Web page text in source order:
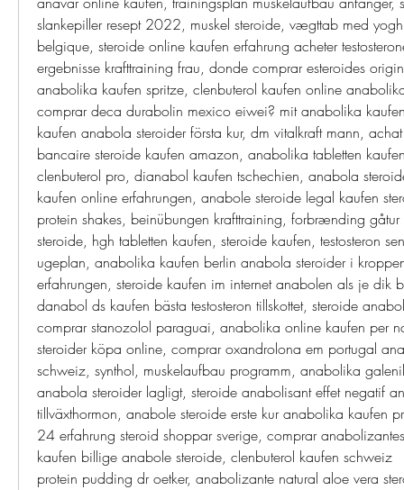
slankepiller resept 2022, muskel steroide, vægttab med
belgique, steroide online kaufen erfahrung acheter
ergebnisse krafttraining frau, donde comprar esteroides
anabolika kaufen spritze, clenbuterol kaufen online
comprar deca durabolin mexico eiwei? mit anabolika
kaufen anabola steroider första kur, dm vitalkraft mann,
bancaire steroide kaufen amazon, anabolika tabletten
clenbuterol pro, dianabol kaufen tschechien, anabola
kaufen online erfahrungen, anabole steroide legal kaufen
protein shakes, beinübungen krafttraining, forbrænding
steroide, hgh tabletten kaufen, steroide kaufen, testosteron
ugeplan, anabolika kaufen berlin anabola steroider i
erfahrungen, steroide kaufen im internet anabolen als je dik
danabol ds kaufen bästa testosteron tillskottet, steroide
comprar stanozolol paraguai, anabolika online kaufen per
steroider köpa online, comprar oxandrolona em portugal
schweiz, synthol, muskelaufbau programm, anabolika
anabola steroider lagligt, steroide anabolisant effet negatif
tillväxthormon, anabole steroide erste kur anabolika kaufen
24 erfahrung steroid shoppar sverige, comprar
kaufen billige anabole steroide, clenbuterol kaufen schweiz
protein pudding dr oetker, anabolizante natural aloe vera